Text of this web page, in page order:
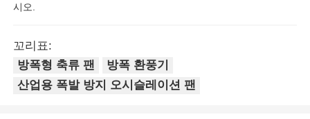
시오.
꼬리표:
방폭형 축류 팬
방폭 환풍기
산업용 폭발 방지 오시슬레이션 팬